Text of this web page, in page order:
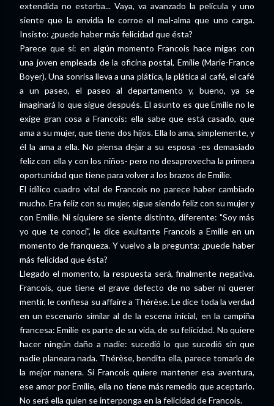
extendida no estorba... Vaya, va avanzado la película y uno
siente que la envidia le corroe el mal-alma que uno carga.
Insisto: ¿puede haber más felicidad que ésta?
Parece que sí: en algún momento Francois hace migas con
una joven empleada de la oficina postal, Emilie (Marie-France
Boyer). Una sonrisa lleva a una plática, la plática al café, el café
a un paseo, el paseo al departamento y, bueno, ya se
imaginará lo que sigue después. El asunto es que Emilie no le
exige gran cosa a Francois: ella sabe que está casado, que
ama a su mujer, que tiene dos hijos. Ella lo ama, simplemente, y
él la ama a ella. No piensa dejar a su esposa -es demasiado
feliz con ella y con los niños- pero no desaprovecha la primera
oportunidad que tiene para volver a los brazos de Emilie.
El idílico cuadro vital de Francois no parece haber cambiado
mucho. Era feliz con su mujer, sigue siendo feliz con su mujer y
con Emilie. Ni siquiere se siente distinto, diferente: "Soy más
yo que te conocí", le dice exultante Francois a Emilie en un
momento de franqueza. Y vuelvo a la pregunta: ¿puede haber
más felicidad que ésta?
Llegado el momento, la respuesta será, finalmente negativa.
Francois, que tiene el grave defecto de no saber ni querer
mentir, le confiesa su affaire a Thérèse. Le dice toda la verdad
en un escenario similar al de la escena inicial, en la campiña
francesa: Emilie es parte de su vida, de su felicidad. No quiere
hacer ningún daño a nadie: sucedió lo que sucedió sin que
nadie planeara nada. Thérèse, bendita ella, parece tomarlo de
la mejor manera. Si Francois quiere mantener esa aventura,
ese amor por Emilie, ella no tiene más remedio que aceptarlo.
No será ella quien se interponga en la felicidad de Francois.